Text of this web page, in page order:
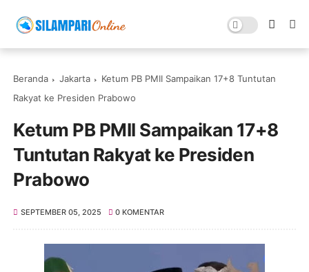
Beranda Jakarta
Ketum PB PMII Sampaikan 17+8 Tuntutan
Rakyat ke Presiden Prabowo
Ketum PB PMII Sampaikan 17+8
Tuntutan Rakyat ke Presiden
Prabowo
SEPTEMBER 05, 2025 0 KOMENTAR